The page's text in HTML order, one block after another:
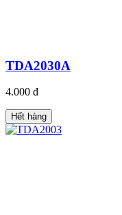
TDA2030A
4.000 đ
Hết hàng